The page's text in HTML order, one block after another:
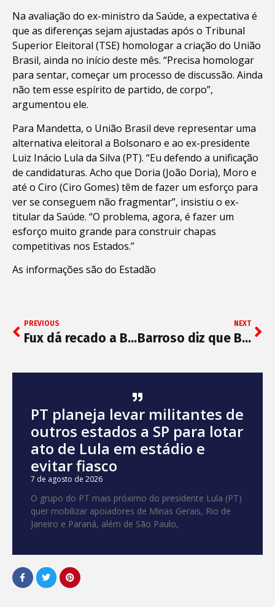
Na avaliação do ex-ministro da Saúde, a expectativa é
que as diferenças sejam ajustadas após o Tribunal
Superior Eleitoral (TSE) homologar a criação do União
Brasil, ainda no início deste mês. “Precisa homologar
para sentar, começar um processo de discussão. Ainda
não tem esse espírito de partido, de corpo”,
argumentou ele.
Para Mandetta, o União Brasil deve representar uma
alternativa eleitoral a Bolsonaro e ao ex-presidente
Luiz Inácio Lula da Silva (PT). “Eu defendo a unificação
de candidaturas. Acho que Doria (João Doria), Moro e
até o Ciro (Ciro Gomes) têm de fazer um esforço para
ver se conseguem não fragmentar”, insistiu o ex-
titular da Saúde. “O problema, agora, é fazer um
esforço muito grande para construir chapas
competitivas nos Estados.”
As informações são do Estadão
PREVIOUS
Fux dá recado a Bolsonaro e diz não haver mais espaço para ações contra democracia
NEXT
Barroso diz que Bolsonaro auxiliou ‘milícias digitais e hackers’ ao vazar dados do TSE
PT planeja levar militantes de
outros estados a SP para lotar
ato de Lula em estádio e
evitar fiasco
7 de agosto de 2026
O grupo do PT mais próximo do presidente Lula (PT)
quer mobilizar apoiadores de Minas Gerais, Rio de
Janeiro e Paraná, além de São Paulo,